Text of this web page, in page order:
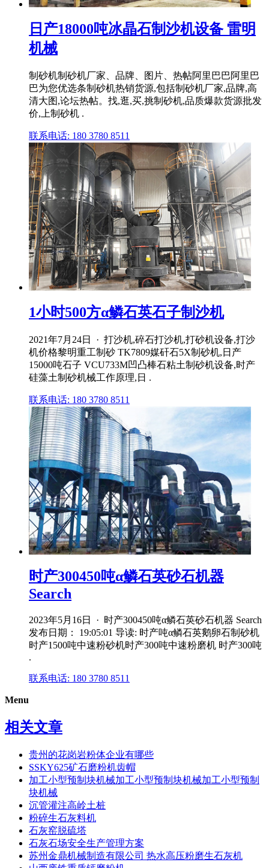
日产18000吨冰晶石制沙机设备 雷明
机械
制砂机制砂机厂家、品牌、图片、热帖阿里巴巴阿里巴
巴为您优选条制砂机热销货源,包括制砂机厂家,品牌,高
清大图,论坛热帖。找,逛,买,挑制砂机,品质爆款货源批发
价,上制砂机 .
联系电话: 180 3780 8511
1小时500方α鳞石英石子制沙机
2021年7月24日 · 打沙机,碎石打沙机,打砂机设备,打沙
机价格黎明重工制砂 TK7809媒矸石5X制砂机,日产
15000吨石子 VCU733M凹凸棒石粘土制砂机设备,时产
硅藻土制砂机械工作原理,日 .
联系电话: 180 3780 8511
时产300450吨α鳞石英砂石机器
Search
2023年5月16日 · 时产300450吨α鳞石英砂石机器 Search
发布日期： 19:05:01 导读: 时产吨α鳞石英鹅卵石制砂机
时产1500吨中速粉砂机时产300吨中速粉磨机 时产300吨
.
联系电话: 180 3780 8511
Menu
相关文章
贵州的花岗岩粉体企业有哪些
SSKY625矿石磨粉机齿帽
加工小型预制块机械加工小型预制块机械加工小型预制
块机械
沉管灌注高岭土桩
粉碎生石灰料机
石灰窑脱硫塔
石灰石场安全生产管理方案
苏州金鼎机械制造有限公司 热水高压粉磨生石灰机